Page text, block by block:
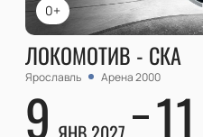
0+
ЛОКОМОТИВ - СКА
Ярославль Арена 2000
9 11